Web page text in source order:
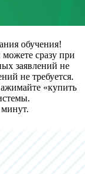
обучения!
сразу при
заявлений не
не требуется.
«купить
минут.